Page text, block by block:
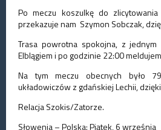
Po meczu koszulkę do
przekazuje nam Szymon Sobczak,
Trasa powrotna spokojna, z jednym
Elblągiem i po godzinie 22:00
Na tym meczu obecnych było
układowiczów z gdańskiej Lechii,
Relacja Szokis/Zatorze.
Słowenia – Polska: Piątek, 6 września